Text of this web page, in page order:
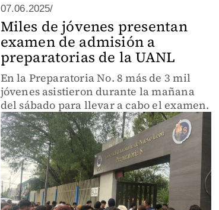
07.06.2025/
Miles de jóvenes presentan
examen de admisión a
preparatorias de la UANL
En la Preparatoria No. 8 más de 3 mil
jóvenes asistieron durante la mañana
del sábado para llevar a cabo el examen.